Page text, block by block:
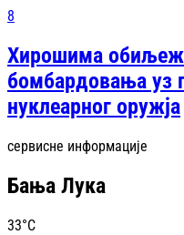
8
Хирошима
бомбардовања уз
нуклеарног оружја
сервисне информације
Бања Лука
33°C